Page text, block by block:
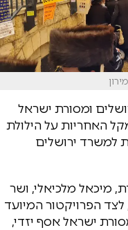
ומסורת ישראל
האחריות על הילולת
למשרד ירושלים
מיכאל מלכיאלי, ושר
הפרויקטור המיועד
ישראל אסף יזדי,